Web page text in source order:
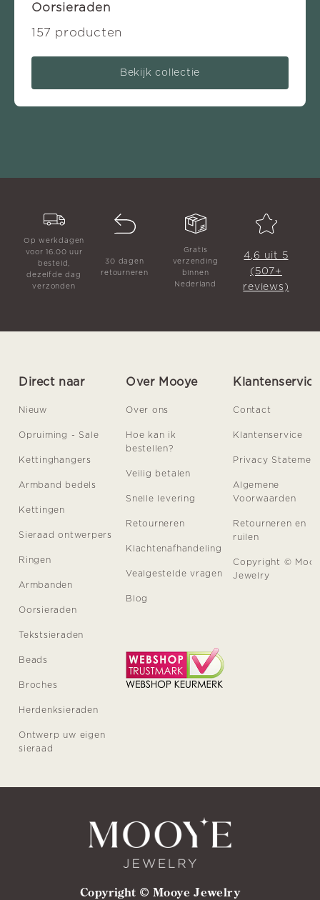
Oorsieraden
157 producten
Bekijk collectie
Op werkdagen
voor 16.00 uur
besteld,
dezelfde dag
verzonden
30 dagen
retourneren
Gratis
verzending
binnen
Nederland
4,6 uit 5
(507+
reviews)
Direct naar
Nieuw
Opruiming - Sale
Kettinghangers
Armband bedels
Kettingen
Sieraad ontwerpers
Ringen
Armbanden
Oorsieraden
Tekstsieraden
Beads
Broches
Herdenksieraden
Ontwerp uw eigen
sieraad
Over Mooye
Over ons
Hoe kan ik
bestellen?
Veilig betalen
Snelle levering
Retourneren
Klachtenafhandeling
Vealgestelde vragen
Blog
Klantenservice
Contact
Klantenservice
Privacy
Algemene
Voorwaarden
Retourneren en
ruilen
Copyright ©
Jewelry
Copyright © Mooye Jewelry